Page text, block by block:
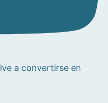
a convertirse en